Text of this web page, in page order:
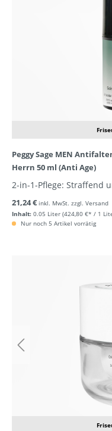
Peggy Sage MEN
Herrn 50 ml (Anti Age)
2-in-1-Pflege: Straffend
Inhalt: 0.05 Liter (424,80 €* / 1
21,24 € inkl. MwSt. zzgl. Versand
Nur noch 5 Artikel vorrätig